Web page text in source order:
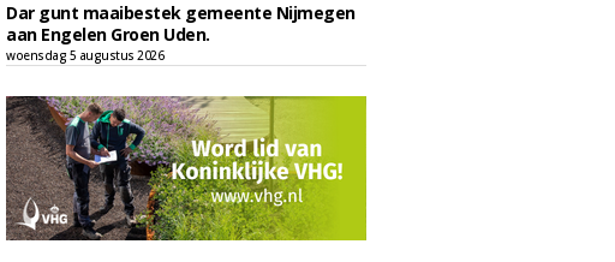
Dar gunt maaibestek gemeente Nijmegen
aan Engelen Groen Uden.
woensdag 5 augustus 2026